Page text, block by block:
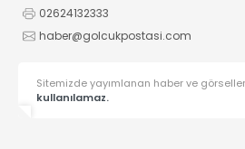
02624132333
haber@golcukpostasi.com
Sitemizde yayımlanan haber ve
kullanılamaz.